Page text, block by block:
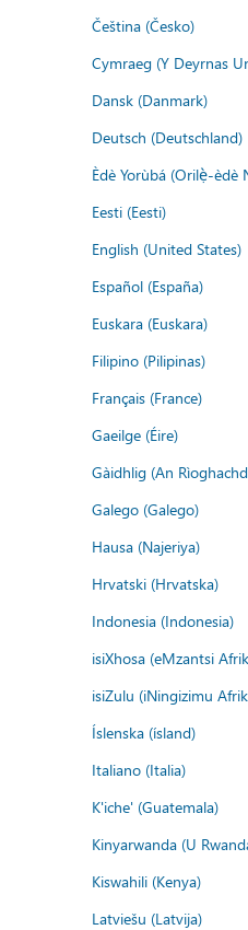
Čeština (Česko)
Cymraeg (Y Deyrnas
Dansk (Danmark)
Deutsch (Deutschland)
Èdè Yorùbá (Orilẹ̀-èdè
Eesti (Eesti)
English (United States)
Español (España)
Euskara (Euskara)
Filipino (Pilipinas)
Français (France)
Gaeilge (Éire)
Gàidhlig (An
Galego (Galego)
Hausa (Najeriya)
Hrvatski (Hrvatska)
Indonesia (Indonesia)
isiXhosa (eMzantsi
isiZulu (iNingizimu
Íslenska (ísland)
Italiano (Italia)
K'iche' (Guatemala)
Kinyarwanda (U
Kiswahili (Kenya)
Latviešu (Latvija)